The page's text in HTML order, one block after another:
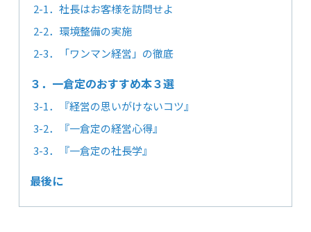
2-1．社長はお客様を訪問せよ
2-2．環境整備の実施
2-3．「ワンマン経営」の徹底
３．一倉定のおすすめ本３選
3-1．『経営の思いがけないコツ』
3-2．『一倉定の経営心得』
3-3．『一倉定の社長学』
最後に